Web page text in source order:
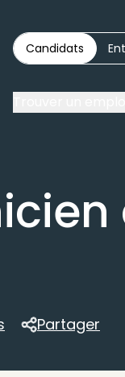
Candidats
Partager
Partager